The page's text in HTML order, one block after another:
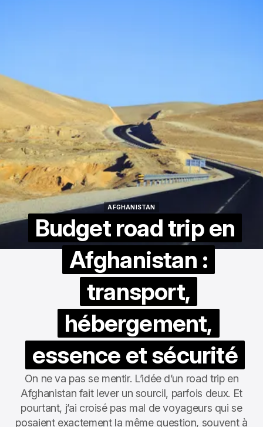
AFGHANISTAN
Budget road trip en
Afghanistan :
transport,
hébergement,
essence et sécurité
On ne va pas se mentir. L’idée d’un road trip en
Afghanistan fait lever un sourcil, parfois deux. Et
pourtant, j’ai croisé pas mal de voyageurs qui se
posaient exactement la même question, souvent à